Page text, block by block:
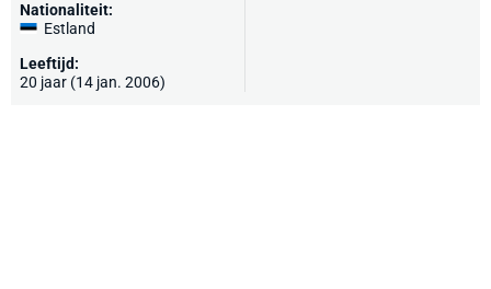
Nationaliteit:
Estland
Leeftijd:
20 jaar (14 jan. 2006)